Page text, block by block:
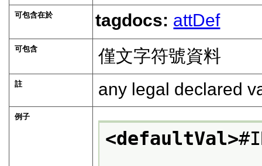
可包含在於 tagdocs: attDef
可包含 僅文字符號資料
註 any legal declared
例子
<defaultVal>